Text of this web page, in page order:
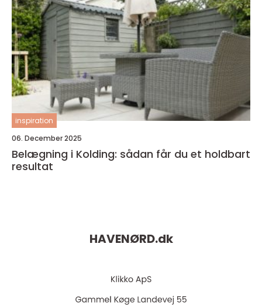
inspiration
06. December 2025
Belægning i Kolding: sådan får du et holdbart
resultat
HAVENØRD.dk